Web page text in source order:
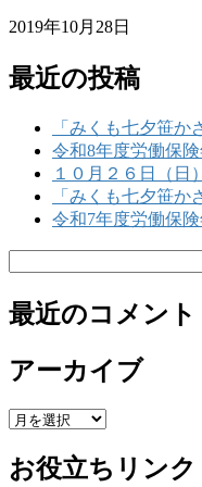
2019年10月28日
最近の投稿
「みくも七夕笹か
令和8年度労働保
１０月２６日（日
「みくも七夕笹か
令和7年度労働保
最近のコメント
アーカイブ
ア
カ
お役立ちリンク